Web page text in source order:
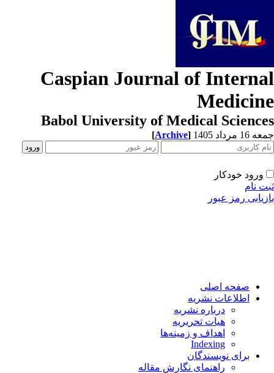
Caspian Journal of
Babol University of Medical
مرداد 1405 [Archive]
ورود خودکار
نام
رمز عبور
صفحه اصلی
اطلاعات نشریه
درباره نشریه
هیات تحریریه
اهداف و زمینه‌ها
Indexing
برای نویسندگان
راهنمای نگارش مقاله